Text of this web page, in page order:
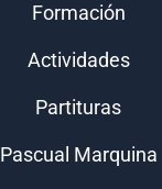
Formación
Actividades
Partituras
Pascual Marquina